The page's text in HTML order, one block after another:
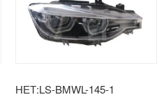
НЕТ:LS-BMWL-145-1